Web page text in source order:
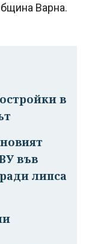
Варна.
в
във
липса